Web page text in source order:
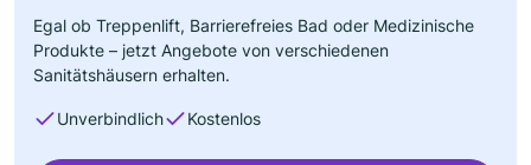
Egal ob Treppenlift, Barrierefreies Bad oder Medizinische
Produkte – jetzt Angebote von verschiedenen
Sanitätshäusern erhalten.
Unverbindlich Kostenlos